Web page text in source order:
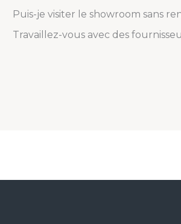
Puis-je visiter le showroom sans
Travaillez-vous avec des